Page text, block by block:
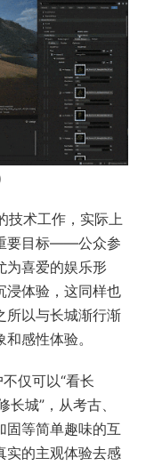
技术工作，实际上
要目标——公众参
为喜爱的娱乐形
浸体验，这同样也
所以与长城渐行渐
感性体验。
仅可以“看长
长城”，从考古、
固等简单趣味的互
实的主观体验去感